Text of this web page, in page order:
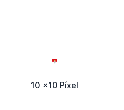
10 x10 Píxel